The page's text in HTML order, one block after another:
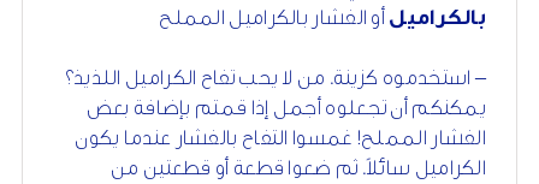
بالكراميل أو الفشار بالكراميل المملح
– استخدموه كزينة. من لا يحب تفاح الكراميل اللذيذ؟
يمكنكم أن تجعلوه أجمل إذا قمتم بإضافة بعض
الفشار المملح! غمسوا التفاح بالفشار عندما يكون
الكراميل سائلاً. ثم ضعوا قطعة أو قطعتين من